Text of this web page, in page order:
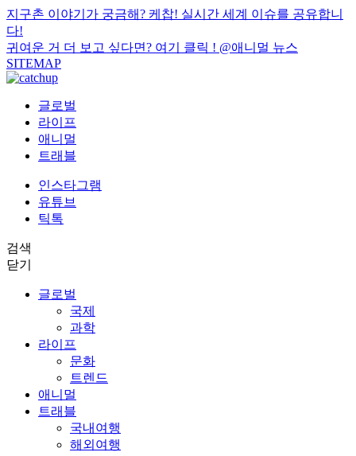
지구촌 이야기가 궁금해? 케찹! 실시간 세계 이슈를 공유합니
다!
귀여운 거 더 보고 싶다면? 여기 클릭 ! @애니멀 뉴스
SITEMAP
글로벌
라이프
애니멀
트래블
인스타그램
유튜브
틱톡
검색
닫기
글로벌
국제
과학
라이프
문화
트렌드
애니멀
트래블
국내여행
해외여행